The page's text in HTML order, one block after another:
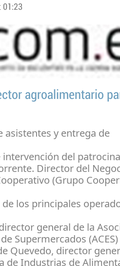
01:23
agroalimentario
asistentes y entrega de
intervención del
Director del
(Grupo
los principales
general de la
Supermercados (ACES)
Quevedo, director
de Industrias de